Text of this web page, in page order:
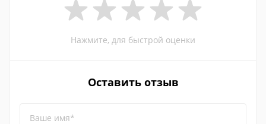
Нажмите, для быстрой оценки
Оставить отзыв
Ваше имя*